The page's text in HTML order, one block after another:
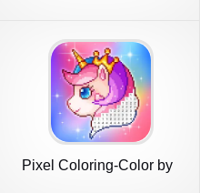
Pixel Coloring-Color by